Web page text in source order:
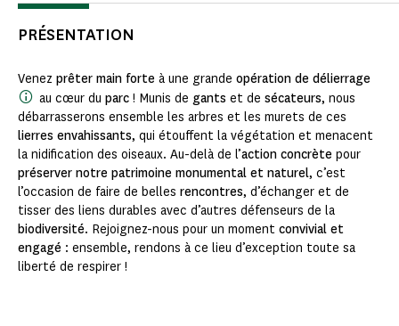
PRÉSENTATION
Venez prêter main forte à une grande opération de délierrage
au cœur du parc ! Munis de gants et de sécateurs, nous
débarrasserons ensemble les arbres et les murets de ces
lierres envahissants, qui étouffent la végétation et menacent
la nidification des oiseaux. Au-delà de l’action concrète pour
préserver notre patrimoine monumental et naturel, c’est
l’occasion de faire de belles rencontres, d’échanger et de
tisser des liens durables avec d’autres défenseurs de la
biodiversité. Rejoignez-nous pour un moment convivial et
engagé : ensemble, rendons à ce lieu d’exception toute sa
liberté de respirer !